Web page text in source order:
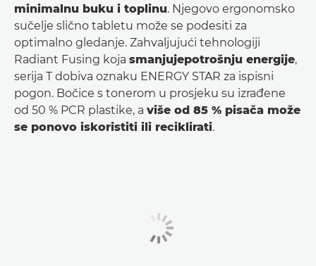
minimalnu buku i toplinu. Njegovo ergonomsko
sučelje slično tabletu može se podesiti za
optimalno gledanje. Zahvaljujući tehnologiji
Radiant Fusing koja smanjujepotrošnju energije,
serija T dobiva oznaku ENERGY STAR za ispisni
pogon. Bočice s tonerom u prosjeku su izrađene
od 50 % PCR plastike, a više od 85 % pisača može
se ponovo iskoristiti ili reciklirati.